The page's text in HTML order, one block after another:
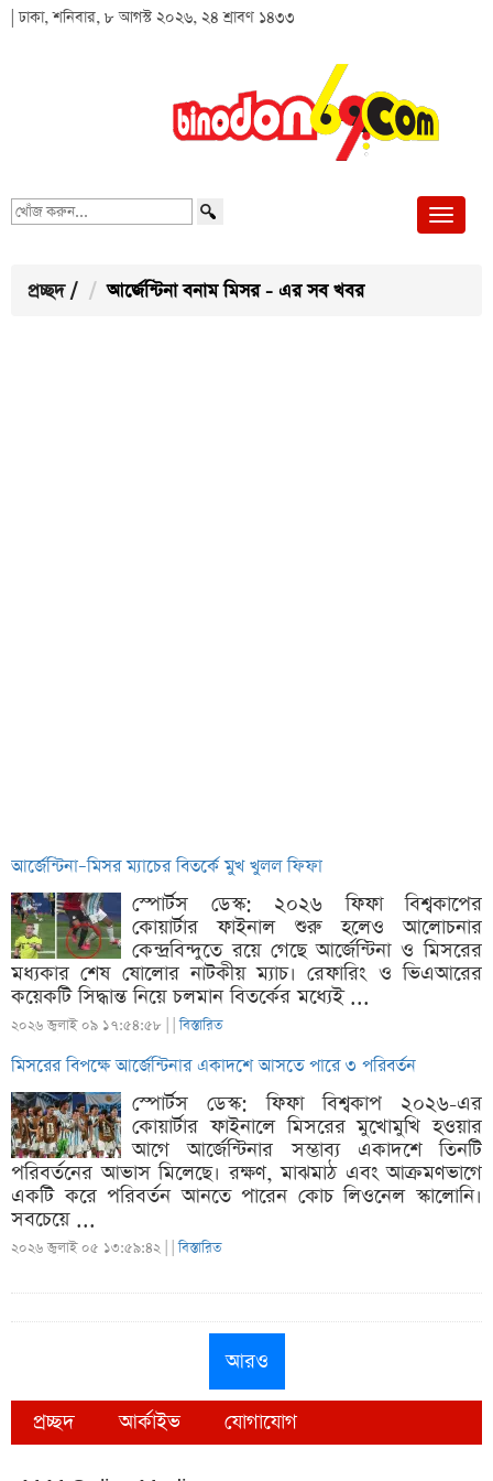
| ঢাকা, শনিবার, ৮ আগস্ট ২০২৬, ২৪ শ্রাবণ ১৪৩৩
খোঁজ
প্রচ্ছদ / আর্জেন্টিনা বনাম মিসর - এর সব খবর
আর্জেন্টিনা–মিসর ম্যাচের বিতর্কে মুখ খুলল ফিফা
স্পোর্টস ডেস্ক: ২০২৬ ফিফা বিশ্বকাপের
কোয়ার্টার ফাইনাল শুরু হলেও আলোচনার
কেন্দ্রবিন্দুতে রয়ে গেছে আর্জেন্টিনা ও মিসরের
মধ্যকার শেষ ষোলোর নাটকীয় ম্যাচ। রেফারিং ও ভিএআরের
কয়েকটি সিদ্ধান্ত নিয়ে চলমান বিতর্কের মধ্যেই ...
২০২৬ জুলাই ০৯ ১৭:৫৪:৫৮ | |বিস্তারিত
মিসরের বিপক্ষে আর্জেন্টিনার একাদশে আসতে পারে ৩ পরিবর্তন
স্পোর্টস ডেস্ক: ফিফা বিশ্বকাপ ২০২৬-এর
কোয়ার্টার ফাইনালে মিসরের মুখোমুখি হওয়ার
আগে আর্জেন্টিনার সম্ভাব্য একাদশে তিনটি
পরিবর্তনের আভাস মিলেছে। রক্ষণ, মাঝমাঠ এবং আক্রমণভাগে
একটি করে পরিবর্তন আনতে পারেন কোচ লিওনেল স্কালোনি।
সবচেয়ে ...
২০২৬ জুলাই ০৫ ১৩:৫৯:৪২ | |বিস্তারিত
আরও
প্রচ্ছদ আর্কাইভ যোগাযোগ